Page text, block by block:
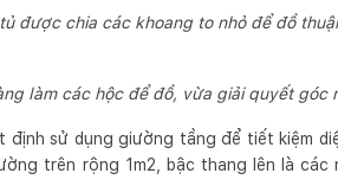
được chia các khoang to nhỏ để đồ
làm các hộc để đồ, vừa giải quyết góc
sử dụng giường tầng để tiết kiệm
trên rộng 1m2, bậc thang lên là các